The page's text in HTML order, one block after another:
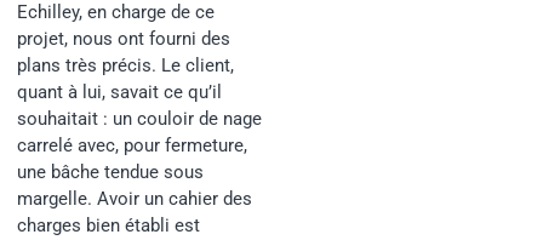
Echilley, en charge de ce
projet, nous ont fourni des
plans très précis. Le client,
quant à lui, savait ce qu’il
souhaitait : un couloir de nage
carrelé avec, pour fermeture,
une bâche tendue sous
margelle. Avoir un cahier des
charges bien établi est